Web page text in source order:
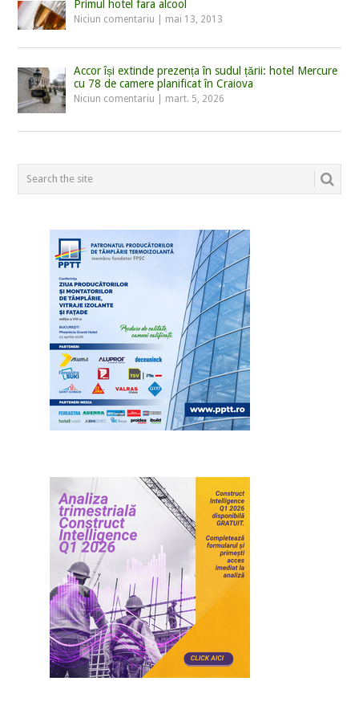
Primul hotel fara alcool
Niciun comentariu mai 13, 2013
Accor își extinde prezența în sudul țării: hotel Mercure
cu 78 de camere planificat în Craiova
Niciun comentariu mart. 5, 2026